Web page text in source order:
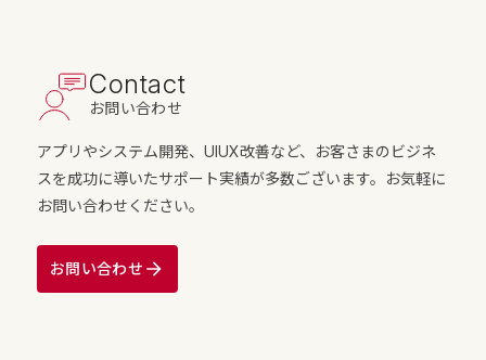
Contact
お問い合わせ
アプリやシステム開発、UIUX改善など、お客さまのビジネ
スを成功に導いたサポート実績が多数ございます。お気軽に
お問い合わせください。
お問い合わせ